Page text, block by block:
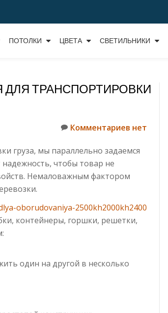
ПОТОЛКИ ЦВЕТА СВЕТИЛЬНИКИ
ТРАНСПОРТИРОВКИ
Комментариев нет
груза, мы параллельно задаемся
чтобы товар не
Немаловажным фактором
контейнеры, горшки, решетки,
один на другой в несколько